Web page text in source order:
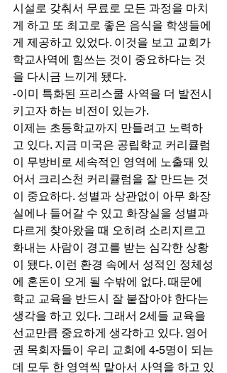
시설로 갖춰서 무료로 모든 과정을 마치
게 하고 또 최고로 좋은 음식을 학생들에
게 제공하고 있었다. 이것을 보고 교회가
학교사역에 힘쓰는 것이 중요하다는 것
을 다시금 느끼게 됐다.
-이미 특화된 프리스쿨 사역을 더 발전시
키고자 하는 비전이 있는가.
이제는 초등학교까지 만들려고 노력하
고 있다. 지금 미국은 공립학교 커리큘럼
이 무방비로 세속적인 영역에 노출돼 있
어서 크리스천 커리큘럼을 잘 만드는 것
이 중요하다. 성별과 상관없이 아무 화장
실에나 들어갈 수 있고 화장실을 성별과
다르게 찾아왔을 때 오히려 소리지르고
화내는 사람이 경고를 받는 심각한 상황
이 됐다. 이런 환경 속에서 성적인 정체성
에 혼돈이 오게 될 수밖에 없다. 때문에
학교 교육을 반드시 잘 붙잡아야 한다는
생각을 하고 있다. 그래서 2세들 교육을
선교만큼 중요하게 생각하고 있다. 영어
권 목회자들이 우리 교회에 4-5명이 되는
데 모두 한 영역씩 맡아서 사역을 하고 있